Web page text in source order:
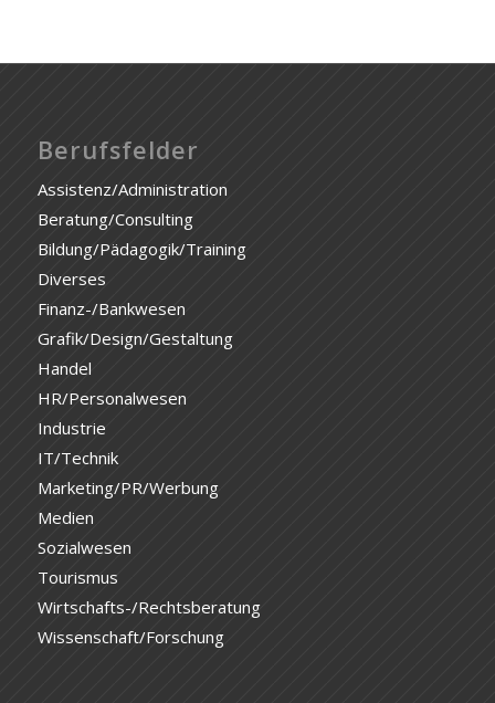
Berufsfelder
Assistenz/Administration
Beratung/Consulting
Bildung/Pädagogik/Training
Diverses
Finanz-/Bankwesen
Grafik/Design/Gestaltung
Handel
HR/Personalwesen
Industrie
IT/Technik
Marketing/PR/Werbung
Medien
Sozialwesen
Tourismus
Wirtschafts-/Rechtsberatung
Wissenschaft/Forschung